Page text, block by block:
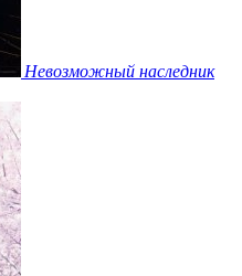
Невозможный наследник